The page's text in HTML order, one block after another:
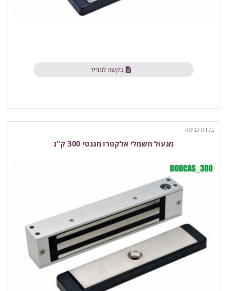
בקשה למחיר
בקרת כניסה
מנעול חשמלי אלקטרו מגנטי 300 ק”ג